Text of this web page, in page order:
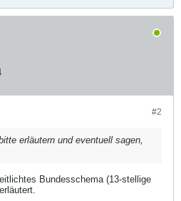
#2
erläutern und eventuell sagen,
Bundesschema (13-stellige